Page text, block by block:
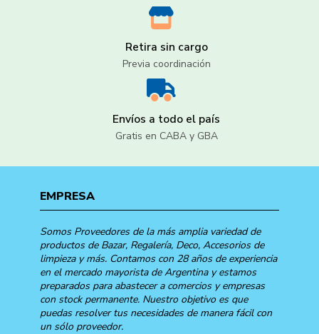
Retira sin cargo
Previa coordinación
Envíos a todo el país
Gratis en CABA y GBA
EMPRESA
Somos Proveedores de la más amplia variedad de
productos de Bazar, Regalería, Deco, Accesorios de
limpieza y más. Contamos con 28 años de experiencia
en el mercado mayorista de Argentina y estamos
preparados para abastecer a comercios y empresas
con stock permanente. Nuestro objetivo es que
puedas resolver tus necesidades de manera fácil con
un sólo proveedor.